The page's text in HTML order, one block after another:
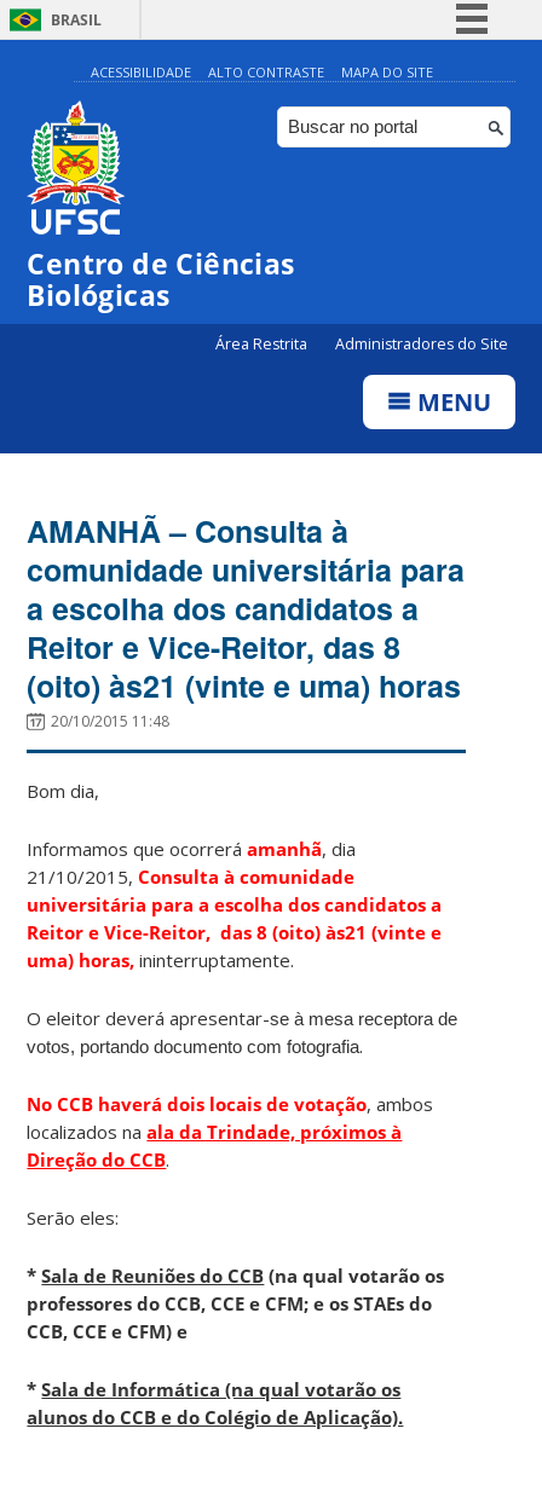
BRASIL
Simplifique!
Comunica BR
Participe
ACESSIBILIDADE ALTO CONTRASTE MAPA DO SITE
Centro de Ciências
Biológicas
Área Restrita Administradores do Site
MENU
AMANHÃ – Consulta à
comunidade universitária para
a escolha dos candidatos a
Reitor e Vice-Reitor, das 8
(oito) às21 (vinte e uma) horas
20/10/2015 11:48
Bom dia,
Informamos que ocorreráamanhã, dia
21/10/2015,Consulta à comunidade
universitária para a escolha dos candidatos a
Reitor e Vice-Reitor,das 8 (oito) às21 (vinte e
uma) horas, ininterruptamente.
O eleitor deverá apresentar-se à mesa receptora de
votos, portando documento com fotografia.
No CCB haverá dois locais de votação, ambos
localizados naala da Trindade, próximos à
Direção do CCB.
Serão eles:
*Sala de Reuniões do CCB (na qual votarão os
professores do CCB, CCE e CFM; e os STAEs do
CCB, CCE e CFM) e
*Sala de Informática (na qual votarão os
alunos do CCB e do Colégio de Aplicação).